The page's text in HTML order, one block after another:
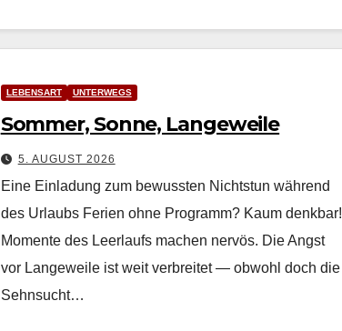
LEBENSART UNTERWEGS
Sommer, Sonne, Langeweile
5. AUGUST 2026
Eine Einladung zum bewussten Nichtstun während
des Urlaubs Ferien ohne Pro­gramm? Kaum denkbar!
Momente des Leer­laufs machen nervös. Die Angst
vor Langeweile ist weit ver­bre­it­et — obwohl doch die
Sehn­sucht…